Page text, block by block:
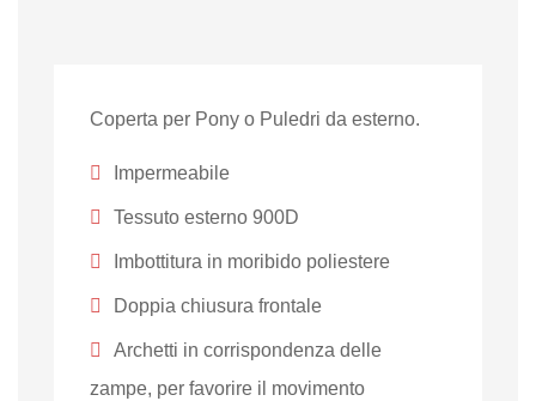
Coperta per Pony o Puledri da esterno.
Impermeabile
Tessuto esterno 900D
Imbottitura in moribido poliestere
Doppia chiusura frontale
Archetti in corrispondenza delle
zampe, per favorire il movimento